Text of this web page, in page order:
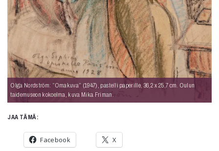
Olga Nordström: ”Omakuva” (1947), pastelli paperille, 36,2 x 25,7 cm. Oulun
taidemuseon kokoelma, kuva Mika Friman.
JAA TÄMÄ:
Facebook X